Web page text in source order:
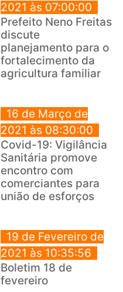
2021 às 07:00:00
Prefeito Neno Freitas
discute
planejamento para o
fortalecimento da
agricultura familiar
16 de Março de
2021 às 08:30:00
Covid-19: Vigilância
Sanitária promove
encontro com
comerciantes para
união de esforços
19 de Fevereiro de
2021 às 10:35:56
Boletim 18 de
fevereiro